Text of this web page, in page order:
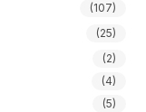
(107)
(25)
(2)
(4)
(5)